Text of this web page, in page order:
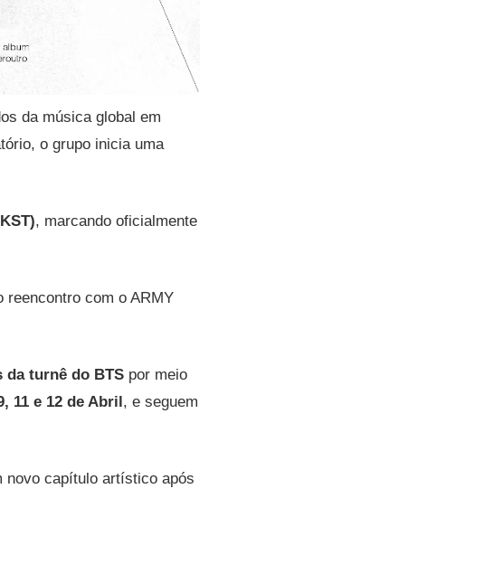
da música global em
o grupo inicia uma
, marcando oficialmente
reencontro com o ARMY
da turnê do BTS por meio
11 e 12 de Abril, e seguem
novo capítulo artístico após